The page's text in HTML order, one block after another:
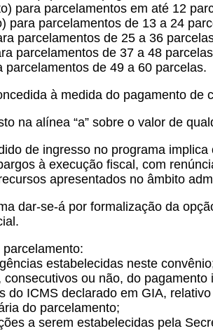
para parcelamentos em até 12
para parcelamentos de 13 a 24
parcelamentos de 25 a 36
parcelamentos de 37 a 48
de 49 a 60 parcelas.
à medida do pagamento de
na alínea “a” sobre o valor de
de ingresso no programa
à execução fiscal, com
apresentados no âmbito
dar-se-á por formalização da
estabelecidas neste
ou não, do
do ICMS declarado em GIA,
do parcelamento;
a serem estabelecidas pela